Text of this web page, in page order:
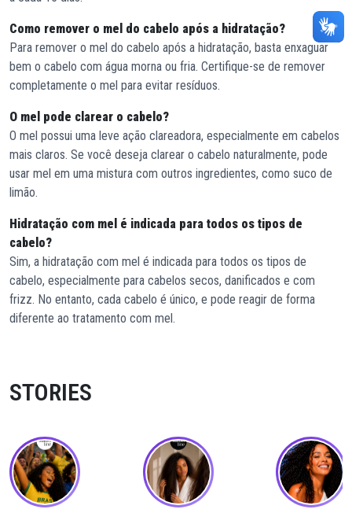
Como remover o mel do cabelo após a hidratação?
Para remover o mel do cabelo após a hidratação, basta enxaguar
bem o cabelo com água morna ou fria. Certifique-se de remover
completamente o mel para evitar resíduos.
O mel pode clarear o cabelo?
O mel possui uma leve ação clareadora, especialmente em cabelos
mais claros. Se você deseja clarear o cabelo naturalmente, pode
usar mel em uma mistura com outros ingredientes, como suco de
limão.
Hidratação com mel é indicada para todos os tipos de
cabelo?
Sim, a hidratação com mel é indicada para todos os tipos de
cabelo, especialmente para cabelos secos, danificados e com
frizz. No entanto, cada cabelo é único, e pode reagir de forma
diferente ao tratamento com mel.
STORIES